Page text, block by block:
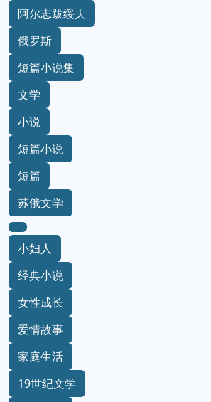
阿尔志跋绥夫
俄罗斯
短篇小说集
文学
小说
短篇小说
短篇
苏俄文学
小妇人
经典小说
女性成长
爱情故事
家庭生活
19世纪文学